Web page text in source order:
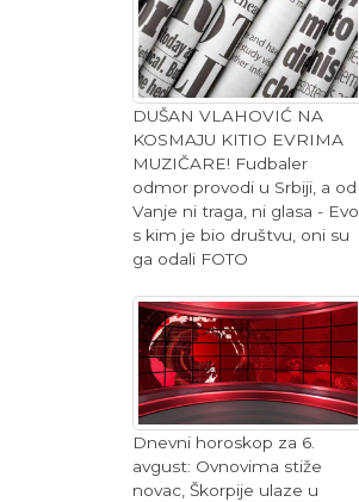
DUŠAN VLAHOVIĆ NA
KOSMAJU KITIO EVRIMA
MUZIČARE! Fudbaler
odmor provodi u Srbiji, a od
Vanje ni traga, ni glasa - Evo
s kim je bio društvu, oni su
ga odali FOTO
Dnevni horoskop za 6.
avgust: Ovnovima stiže
novac, Škorpije ulaze u